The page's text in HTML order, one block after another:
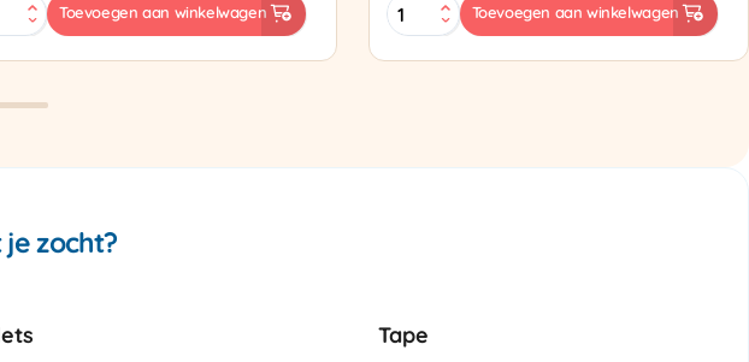
Toevoegen aan winkelwagen
102
Toevoegen aan winkelwagen
zocht?
Tape